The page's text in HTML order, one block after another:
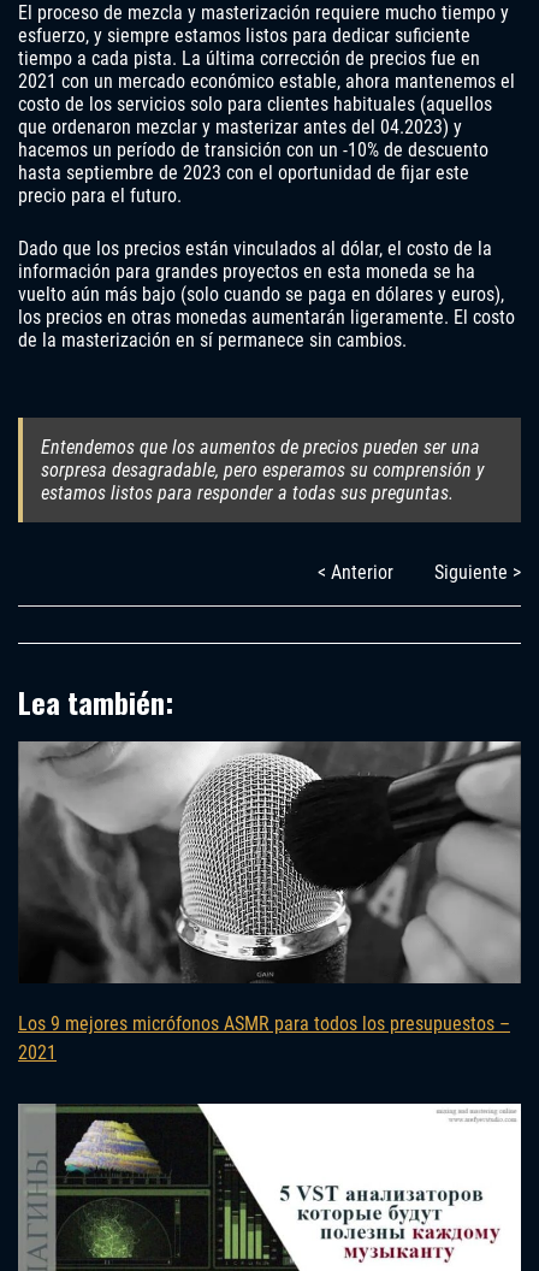
El proceso de mezcla y masterización requiere mucho tiempo y
esfuerzo, y siempre estamos listos para dedicar suficiente
tiempo a cada pista. La última corrección de precios fue en
2021 con un mercado económico estable, ahora mantenemos el
costo de los servicios solo para clientes habituales (aquellos
que ordenaron mezclar y masterizar antes del 04.2023) y
hacemos un período de transición con un -10% de descuento
hasta septiembre de 2023 con el oportunidad de fijar este
precio para el futuro.
Dado que los precios están vinculados al dólar, el costo de la
información para grandes proyectos en esta moneda se ha
vuelto aún más bajo (solo cuando se paga en dólares y euros),
los precios en otras monedas aumentarán ligeramente. El costo
de la masterización en sí permanece sin cambios.
Entendemos que los aumentos de precios pueden ser una
sorpresa desagradable, pero esperamos su comprensión y
estamos listos para responder a todas sus preguntas.
< Anterior Siguiente >
Lea también:
Los 9 mejores micrófonos ASMR para todos los presupuestos –
2021